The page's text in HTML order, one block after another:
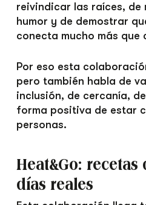
reivindicar las raíces, de
humor y de demostrar
conecta mucho más
Por eso esta
pero también habla de
inclusión, de cercanía,
forma positiva de estar
personas.
Heat&Go:
días reales